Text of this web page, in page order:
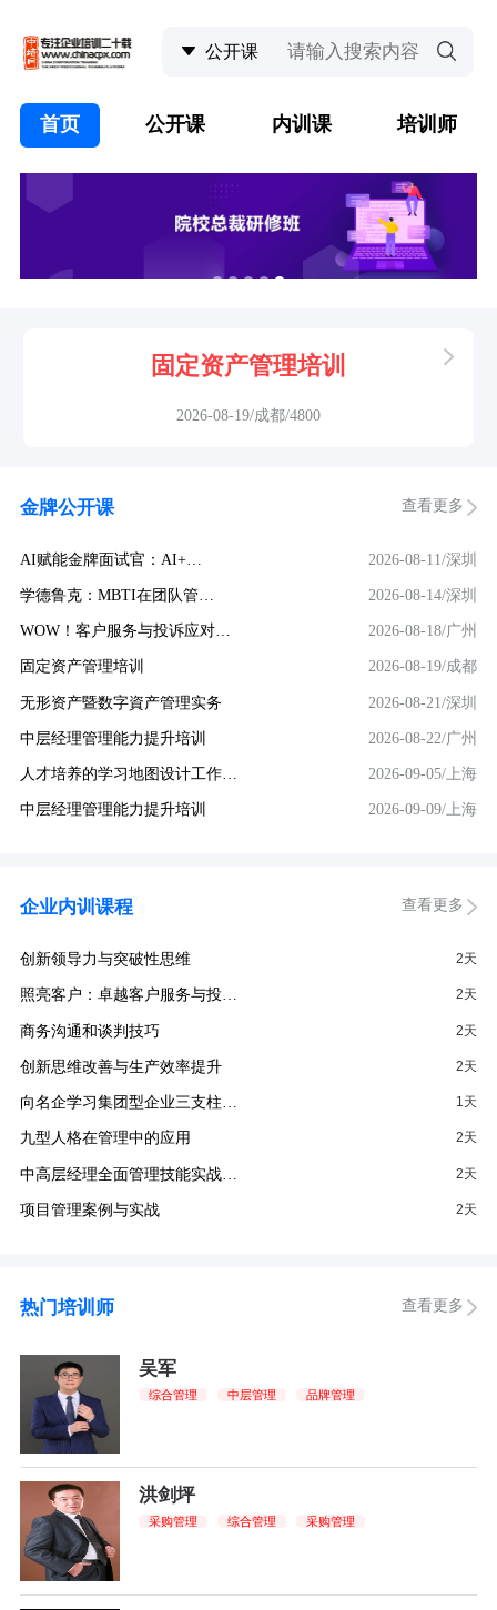
首页 公开课 内训课 培训师
固定资产管理培训
2026-08-19/成都/4800
金牌公开课 查看更多
AI赋能金牌面试官：AI+… 2026-08-11/深圳
学德鲁克：MBTI在团队管… 2026-08-14/深圳
WOW！客户服务与投诉应对… 2026-08-18/广州
固定资产管理培训 2026-08-19/成都
无形资产暨数字資产管理实务 2026-08-21/深圳
中层经理管理能力提升培训 2026-08-22/广州
人才培养的学习地图设计工作… 2026-09-05/上海
中层经理管理能力提升培训 2026-09-09/上海
企业内训课程 查看更多
创新领导力与突破性思维 2天
照亮客户：卓越客户服务与投… 2天
商务沟通和谈判技巧 2天
创新思维改善与生产效率提升 2天
向名企学习集团型企业三支柱… 1天
九型人格在管理中的应用 2天
中高层经理全面管理技能实战… 2天
项目管理案例与实战 2天
热门培训师 查看更多
吴军
综合管理 中层管理 品牌管理
洪剑坪
采购管理 综合管理 采购管理